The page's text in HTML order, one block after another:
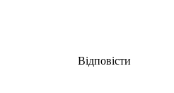
Відповісти